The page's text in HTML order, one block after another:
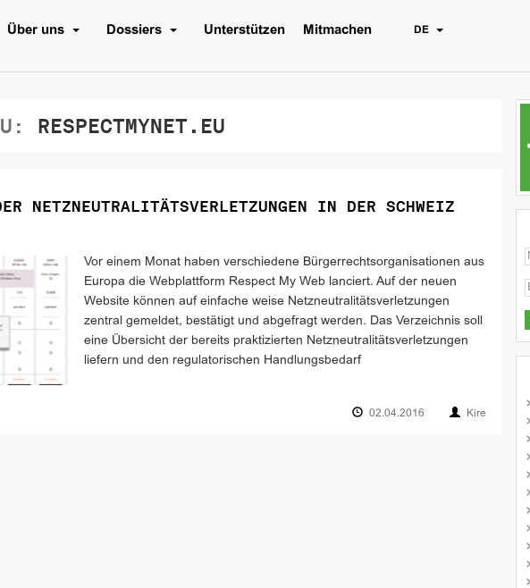
Über uns Dossiers Unterstützen Mitmachen DE
RESPECTMYNET.EU
NETZNEUTRALITÄTSVERLETZUNGEN IN DER SCHWEIZ
Vor einem Monat haben verschiedene Bürgerrechtsorganisationen aus
Europa die Webplattform Respect My Web lanciert. Auf der neuen
Website können auf einfache weise Netzneutralitätsverletzungen
zentral gemeldet, bestätigt und abgefragt werden. Das Verzeichnis soll
eine Übersicht der bereits praktizierten Netzneutralitätsverletzungen
liefern und den regulatorischen Handlungsbedarf
02.04.2016 Kire